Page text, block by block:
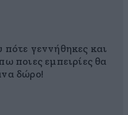
πότε γεννήθηκες και
ποιες εμπειρίες θα
δώρο!